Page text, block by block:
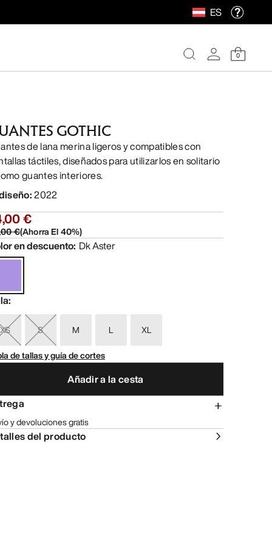
ES
0
GOTHIC
de lana merina ligeros y compatibles con
táctiles, diseñados para utilizarlos en solitario
guantes interiores.
:2022
€
€(Ahorra El40%)
en descuento: Dk Aster
:
XS S M L
XL
de tallas y guía de cortes
Añadir a la cesta
y devoluciones gratis
del producto